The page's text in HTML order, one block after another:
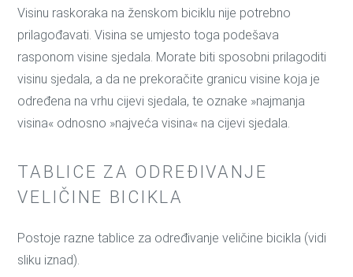
Visinu raskoraka na ženskom biciklu nije potrebno
prilagođavati. Visina se umjesto toga podešava
rasponom visine sjedala. Morate biti sposobni prilagoditi
visinu sjedala, a da ne prekoračite granicu visine koja je
određena na vrhu cijevi sjedala, te oznake »najmanja
visina« odnosno »najveća visina« na cijevi sjedala.
TABLICE ZA ODREĐIVANJE
VELIČINE BICIKLA
Postoje razne tablice za određivanje veličine bicikla (vidi
sliku iznad).